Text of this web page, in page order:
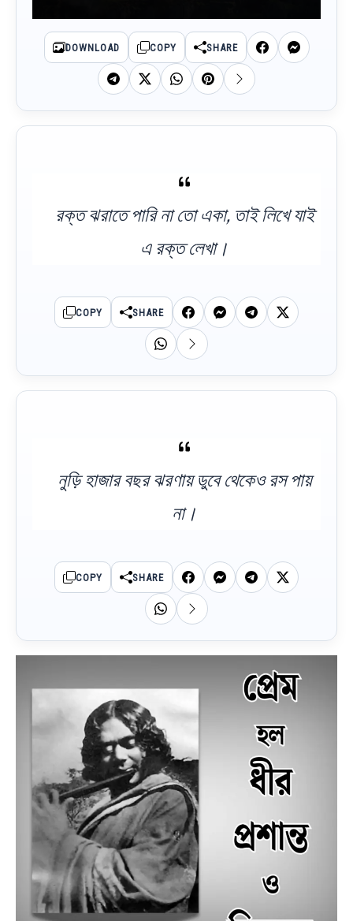
DOWNLOAD COPY SHARE
রক্ত ঝরাতে পারি না তো একা, তাই লিখে যাই
এ রক্ত লেখা।
COPY SHARE
নুড়ি হাজার বছর ঝরণায় ডুবে থেকেও রস পায়
না।
COPY SHARE